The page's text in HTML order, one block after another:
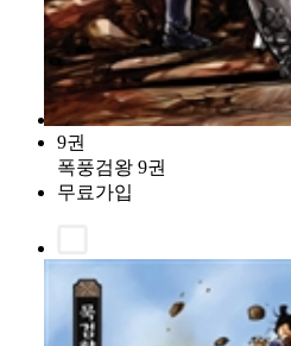
9권
폭풍검왕 9권
무료가입